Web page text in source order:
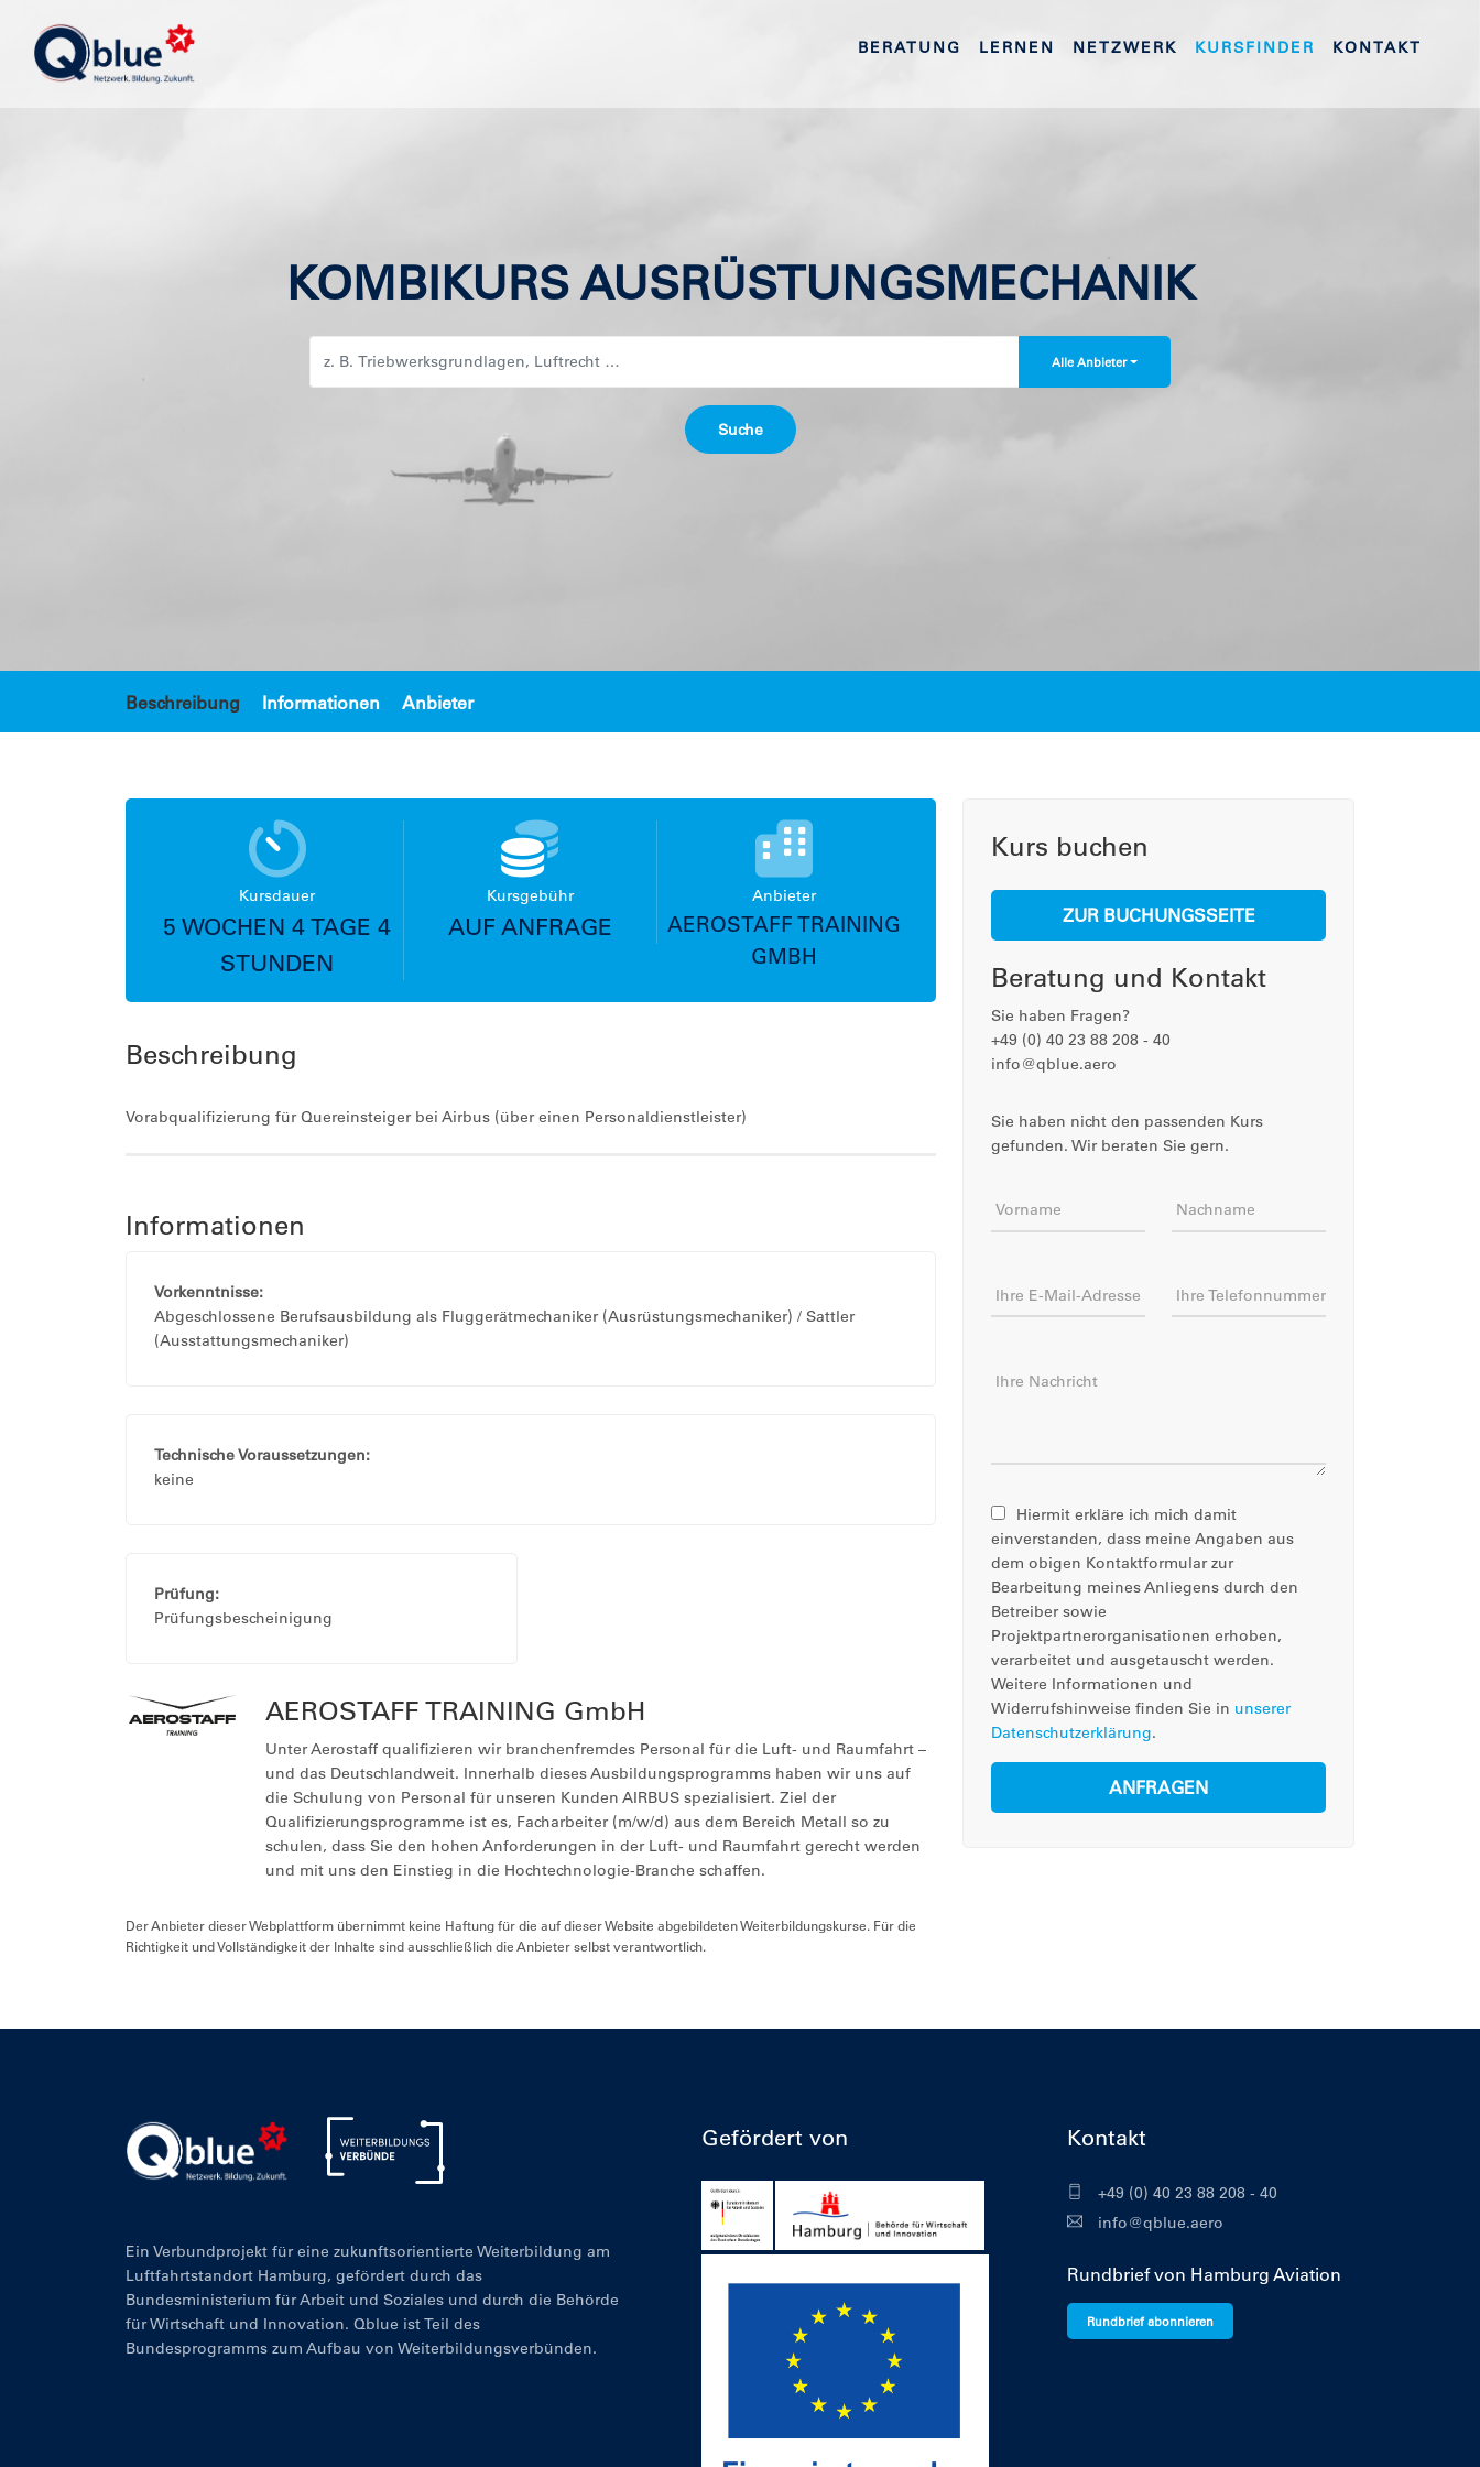
BERATUNG LERNEN NETZWERK KURSFINDER KONTAKT
KOMBIKURS AUSRÜSTUNGSMECHANIK
Alle Anbieter
Beschreibung Informationen Anbieter
Kursdauer
5 WOCHEN 4 TAGE 4
STUNDEN
Kursgebühr
AUF ANFRAGE
Anbieter
AEROSTAFF TRAINING
GMBH
Beschreibung
Vorabqualifizierung für Quereinsteiger bei Airbus (über einen Personaldienstleister)
Informationen
Vorkenntnisse:
Abgeschlossene Berufsausbildung als Fluggerätmechaniker (Ausrüstungsmechaniker) / Sattler
(Ausstattungsmechaniker)
Technische Voraussetzungen:
keine
Prüfung:
Prüfungsbescheinigung
AEROSTAFF TRAINING GmbH
Unter Aerostaff qualifizieren wir branchenfremdes Personal für die Luft- und Raumfahrt –
und das Deutschlandweit. Innerhalb dieses Ausbildungsprogramms haben wir uns auf
die Schulung von Personal für unseren Kunden AIRBUS spezialisiert. Ziel der
Qualifizierungsprogramme ist es, Facharbeiter (m/w/d) aus dem Bereich Metall so zu
schulen, dass Sie den hohen Anforderungen in der Luft- und Raumfahrt gerecht werden
und mit uns den Einstieg in die Hochtechnologie-Branche schaffen.
Der Anbieter dieser Webplattform übernimmt keine Haftung für die auf dieser Website abgebildeten Weiterbildungskurse. Für die
Richtigkeit und Vollständigkeit der Inhalte sind ausschließlich die Anbieter selbst verantwortlich.
Kurs buchen
ZUR BUCHUNGSSEITE
Beratung und Kontakt
Sie haben Fragen?
+49 (0) 40 23 88 208 - 40
info@qblue.aero
Sie haben nicht den passenden Kurs
gefunden. Wir beraten Sie gern.
Vorname Nachname
Ihre E-Mail-Adresse Ihre Telefonnummer
Ihre Nachricht
Hiermit erkläre ich mich damit
einverstanden, dass meine Angaben aus
dem obigen Kontaktformular zur
Bearbeitung meines Anliegens durch den
Betreiber sowie
Projektpartnerorganisationen erhoben,
verarbeitet und ausgetauscht werden.
Weitere Informationen und
Widerrufshinweise finden Sie in unserer
Datenschutzerklärung.
ANFRAGEN
Ein Verbundprojekt für eine zukunftsorientierte Weiterbildung am
Luftfahrtstandort Hamburg, gefördert durch das
Bundesministerium für Arbeit und Soziales und durch die Behörde
für Wirtschaft und Innovation. Qblue ist Teil des
Bundesprogramms zum Aufbau von Weiterbildungsverbünden.
Gefördert von Kontakt
+49 (0) 40 23 88 208 - 40
info@qblue.aero
Rundbrief von Hamburg Aviation
Rundbrief abonnieren